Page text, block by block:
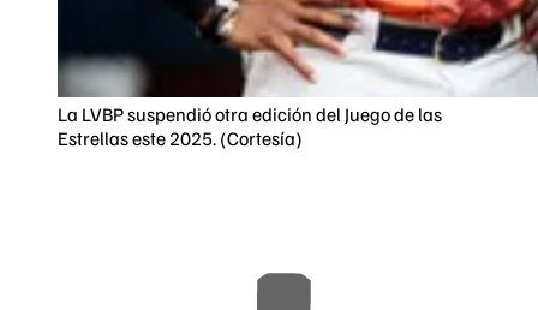
La LVBP suspendió otra edición del Juego de las
Estrellas este 2025. (Cortesía)